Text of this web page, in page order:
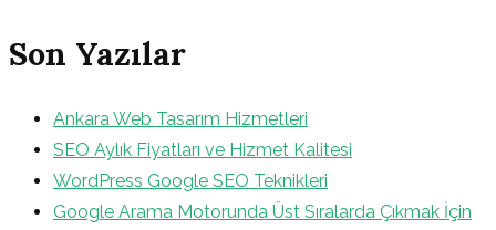
Son Yazılar
Ankara Web Tasarım Hizmetleri
SEO Aylık Fiyatları ve Hizmet Kalitesi
WordPress Google SEO Teknikleri
Google Arama Motorunda Üst Sıralarda Çıkmak İçin